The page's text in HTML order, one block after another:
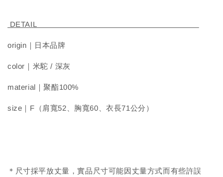
DETAIL
origin｜日本品牌
color｜米駝 / 深灰
material｜聚酯100%
size｜F（肩寬52、胸寬60、衣長71公分）
＊尺寸採平放丈量，實品尺寸可能因丈量方式而有些許誤